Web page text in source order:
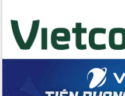
Huy giữ chức Bí thư Đảng ủy Ủy Ban
Nhân dân tỉnh
Bệnh án điện tử thúc đẩy chuyển đổi
số y tế tại Đắk Lắk
Chuyển đổi số thư viện: Mở rộng
không gian tri thức trong thời đại số